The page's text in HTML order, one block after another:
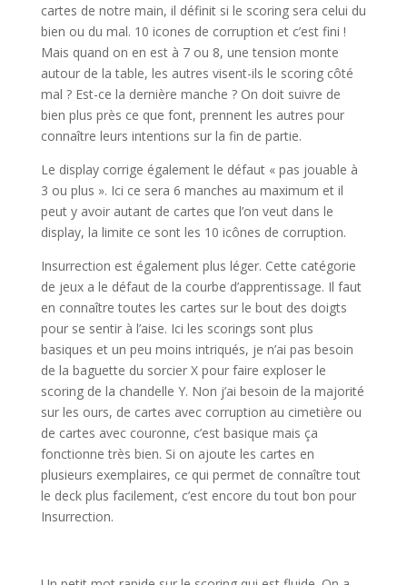
cartes de notre main, il définit si le scoring sera celui du
bien ou du mal. 10 icones de corruption et c’est fini !
Mais quand on en est à 7 ou 8, une tension monte
autour de la table, les autres visent-ils le scoring côté
mal ? Est-ce la dernière manche ? On doit suivre de
bien plus près ce que font, prennent les autres pour
connaître leurs intentions sur la fin de partie.
Le display corrige également le défaut « pas jouable à
3 ou plus ». Ici ce sera 6 manches au maximum et il
peut y avoir autant de cartes que l’on veut dans le
display, la limite ce sont les 10 icônes de corruption.
Insurrection est également plus léger. Cette catégorie
de jeux a le défaut de la courbe d’apprentissage. Il faut
en connaître toutes les cartes sur le bout des doigts
pour se sentir à l’aise. Ici les scorings sont plus
basiques et un peu moins intriqués, je n’ai pas besoin
de la baguette du sorcier X pour faire exploser le
scoring de la chandelle Y. Non j’ai besoin de la majorité
sur les ours, de cartes avec corruption au cimetière ou
de cartes avec couronne, c’est basique mais ça
fonctionne très bien. Si on ajoute les cartes en
plusieurs exemplaires, ce qui permet de connaître tout
le deck plus facilement, c’est encore du tout bon pour
Insurrection.